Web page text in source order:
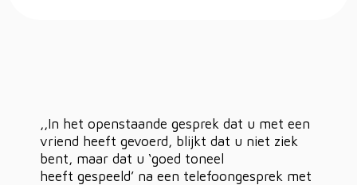
,,In het openstaande gesprek dat u met een
vriend heeft gevoerd, blijkt dat u niet ziek
bent, maar dat u ‘goed toneel
heeft gespeeld’ na een telefoongesprek met